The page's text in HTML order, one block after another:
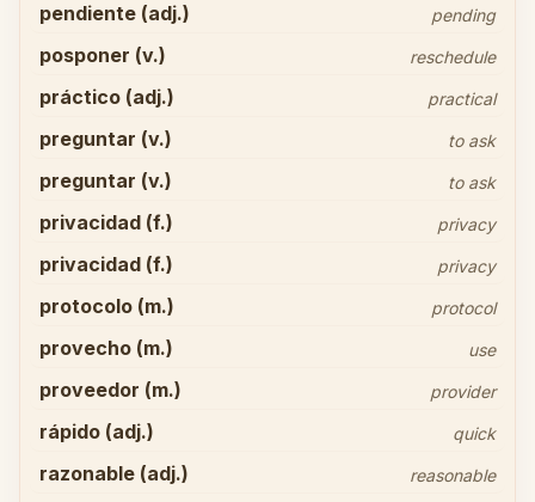
pendiente (adj.) pending
posponer (v.) reschedule
práctico (adj.) practical
preguntar (v.) to ask
preguntar (v.) to ask
privacidad (f.) privacy
privacidad (f.) privacy
protocolo (m.) protocol
provecho (m.) use
proveedor (m.) provider
rápido (adj.) quick
razonable (adj.) reasonable